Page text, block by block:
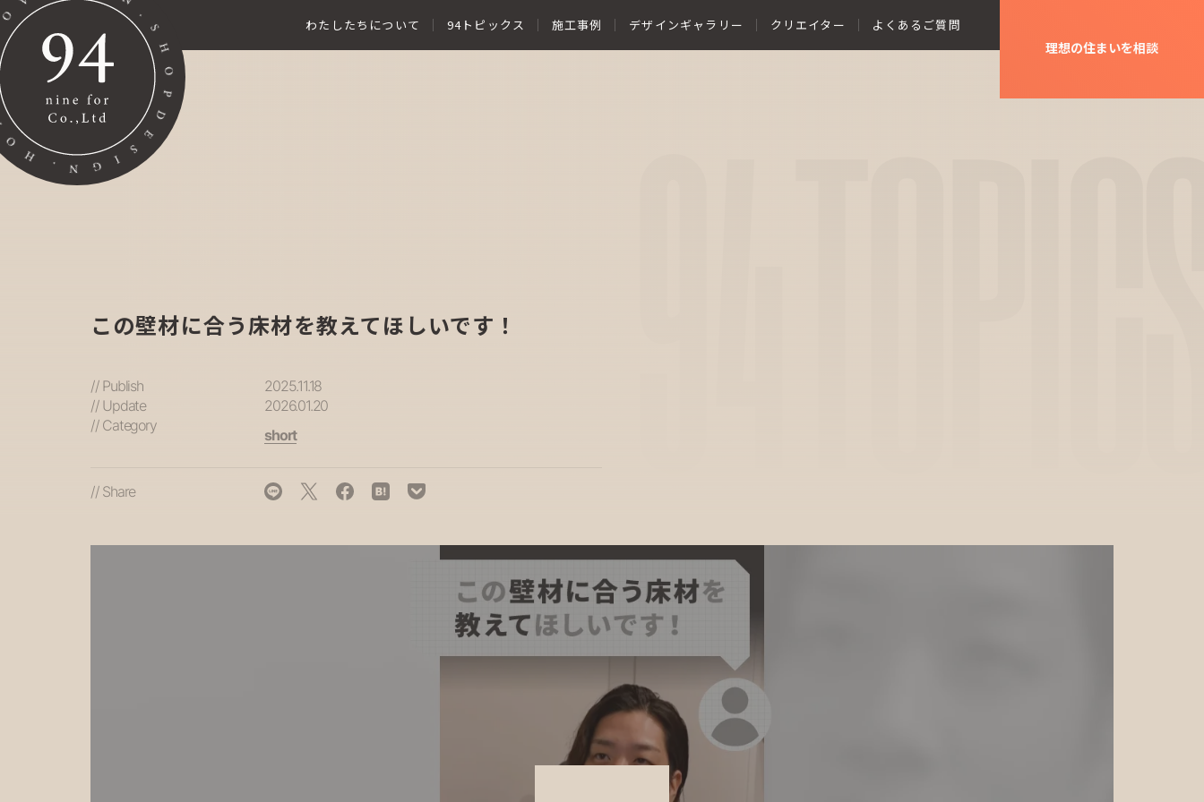
わたしたちについて 94トピックス 施工事例 デザインギャラリー クリエイター よくあるご質問
理想の住まいを相談
この壁材に合う床材を教えてほしいです！
// Publish
2025.11.18
// Update
2026.01.20
// Category
short
// Share